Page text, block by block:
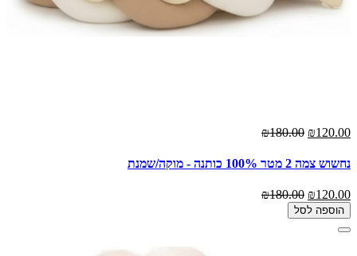
₪120.00
₪180.00
נחשוש צמה 2 מטר 100% כותנה - מוקה/שמנת
₪120.00
₪180.00
הוספה לסל